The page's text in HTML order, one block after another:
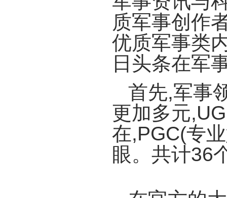
质军事创作
优质军事类
日头条在军
首先,军事
更加多元
在,PGC(专
眼。共计36